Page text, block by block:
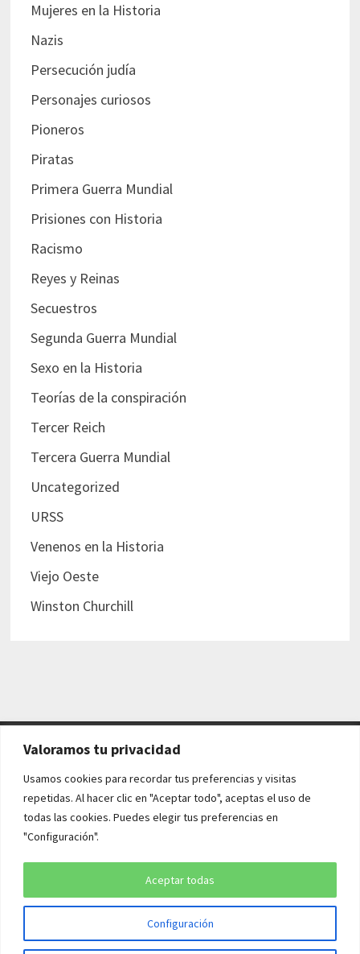
Valoramos tu privacidad
Usamos cookies para recordar tus preferencias y visitas
repetidas. Al hacer clic en "Aceptar todo", aceptas el uso de
todas las cookies. Puedes elegir tus preferencias en
"Configuración".
Configuración
Aceptar todas
Mujeres en la Historia
Nazis
Persecución judía
Personajes curiosos
Pioneros
Piratas
Primera Guerra Mundial
Prisiones con Historia
Racismo
Reyes y Reinas
Secuestros
Segunda Guerra Mundial
Sexo en la Historia
Teorías de la conspiración
Tercer Reich
Tercera Guerra Mundial
Uncategorized
URSS
Venenos en la Historia
Viejo Oeste
Winston Churchill
AVISO LEGAL Y POLÍTICAS
Aviso legal
Política de cookies